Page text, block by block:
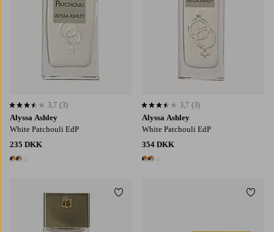
Alyssa Ashley
White Patchouli EdP
235 DKK
3 farver
3,7 baseret på 3 bedømmelser
3,7 (3)
Alyssa Ashley
White Patchouli EdP
354 DKK
3 farver
3,7 baseret på 3 bedømmelser
3,7 (3)
Tilføj til favoritter